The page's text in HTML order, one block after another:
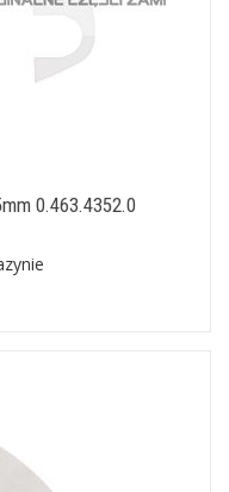
0.463.4352.0